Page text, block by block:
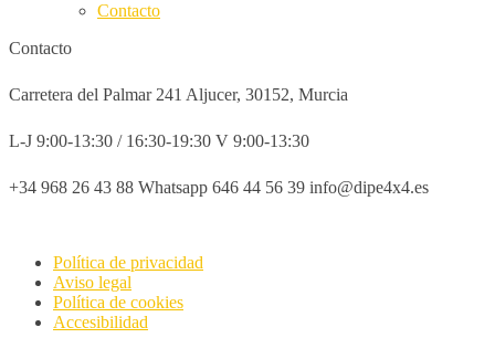
Contacto
Contacto
Carretera del Palmar 241 Aljucer, 30152, Murcia
L-J 9:00-13:30 / 16:30-19:30 V 9:00-13:30
+34 968 26 43 88 Whatsapp 646 44 56 39 info@dipe4x4.es
Política de privacidad
Aviso legal
Política de cookies
Accesibilidad